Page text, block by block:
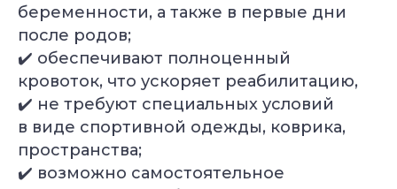
беременности, а также в первые дни
после родов;
✔️ обеспечивают полноценный
кровоток, что ускоряет реабилитацию,
✔️ не требуют специальных условий
в виде спортивной одежды, коврика,
пространства;
✔️ возможно самостоятельное
Подбор программы
под уровень
Консультация
Грант на обучение
40 000 руб